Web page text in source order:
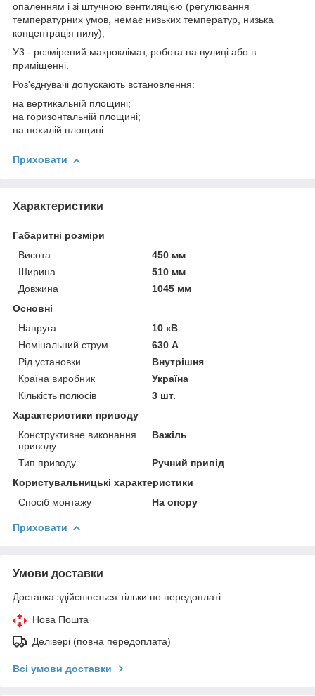
опаленням і зі штучною вентиляцією (регулювання
температурних умов, немає низьких температур, низька
концентрація пилу);
У3 - розмірений макроклімат, робота на вулиці або в
приміщенні.
Роз'єднувачі допускають встановлення:
на вертикальній площині;
на горизонтальній площині;
на похилій площині.
Приховати
Характеристики
Габаритні розміри
Висота
450 мм
Ширина
510 мм
Довжина
1045 мм
Основні
Напруга
10 кВ
Номінальний струм
630 А
Рід установки
Внутрішня
Країна виробник
Україна
Кількість полюсів
3 шт.
Характеристики приводу
Конструктивне виконання
приводу
Важіль
Тип приводу
Ручний привід
Користувальницькі характеристики
Спосіб монтажу
На опору
Приховати
Умови доставки
Доставка здійснюється тільки по передоплаті.
Нова Пошта
Делівері (повна передоплата)
Всі умови доставки